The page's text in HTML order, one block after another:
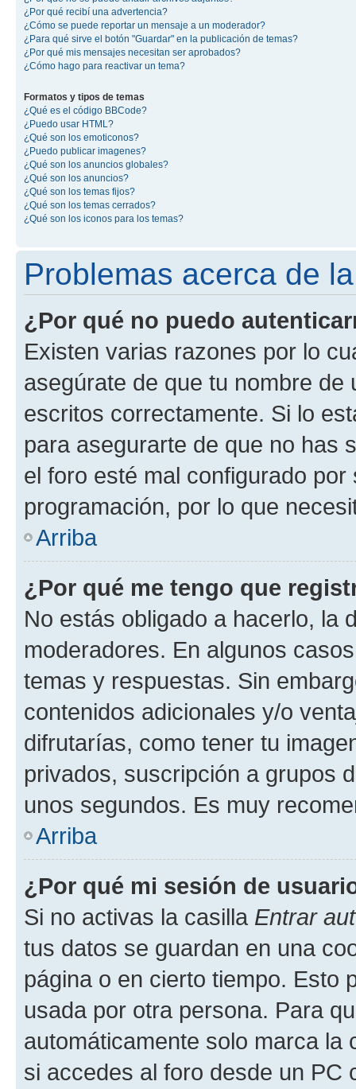
¿Por qué recibí una advertencia?
¿Cómo se puede reportar un mensaje a un moderador?
¿Para qué sirve el botón "Guardar" en la publicación de temas?
¿Por qué mis mensajes necesitan ser aprobados?
¿Cómo hago para reactivar un tema?
Formatos y tipos de temas
¿Qué es el código BBCode?
¿Puedo usar HTML?
¿Qué son los emoticonos?
¿Puedo publicar imagenes?
¿Qué son los anuncios globales?
¿Qué son los anuncios?
¿Qué son los temas fijos?
¿Qué son los temas cerrados?
¿Qué son los iconos para los temas?
Problemas acerca de
¿Por qué no puedo
Existen varias razones por lo
asegúrate de que tu nombre
escritos correctamente. Si lo
para asegurarte de que no has
el foro esté mal configurado
programación, por lo que
Arriba
¿Por qué me tengo que
No estás obligado a hacerlo, la
moderadores. En algunos
temas y respuestas. Sin
contenidos adicionales y/o
difrutarías, como tener tu
privados, suscripción a grupos
unos segundos. Es muy
Arriba
¿Por qué mi sesión de
Si no activas la casilla Entrar
tus datos se guardan en una
página o en cierto tiempo. Esto
usada por otra persona. Para
automáticamente solo marca la
si accedes al foro desde un PC